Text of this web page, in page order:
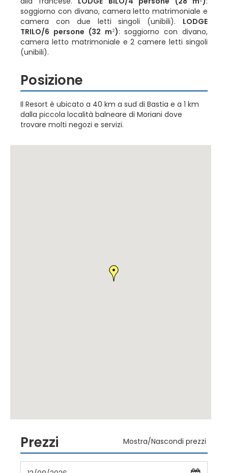
soggiorno con divano, camera letto matrimoniale e
camera con due letti singoli (unibili). LODGE
TRILO/6 persone (32 m2): soggiorno con divano,
camera letto matrimoniale e 2 camere letti singoli
(unibili).
Posizione
Il Resort è ubicato a 40 km a sud di Bastia e a 1 km
dalla piccola località balneare di Moriani dove
trovare molti negozi e servizi.
Mostra/Nascondi prezzi
Prezzi